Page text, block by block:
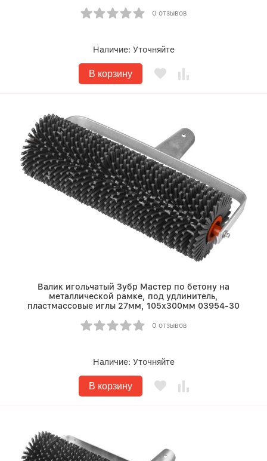
0 отзывов
Наличие: Уточняйте
В корзину
Валик игольчатый Зубр Мастер по бетону на
металлической рамке, под удлинитель,
пластмассовые иглы 27мм, 105х300мм 03954-30
0 отзывов
Наличие: Уточняйте
В корзину